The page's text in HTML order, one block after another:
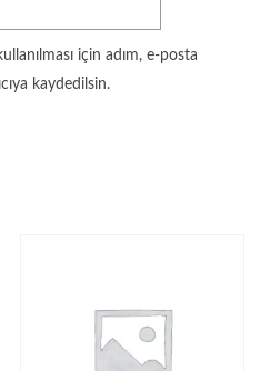
için adım, e-posta
kaydedilsin.